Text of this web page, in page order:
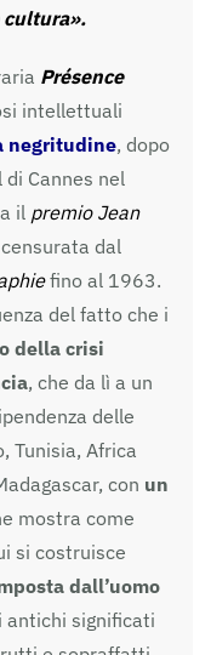
cultura».
Présence
intellettuali
negritudine, dopo
Cannes nel
il premio Jean
dal
fino al 1963.
del fatto che i
della crisi
, che da lì a un
delle
Tunisia, Africa
con un
mostra come
si costruisce
dall’uomo
antichi significati